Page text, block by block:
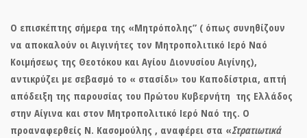
Ο επισκέπτης σήμερα της «Μητρόπολης” ( όπως συνηθίζουν
να αποκαλούν οι Αιγινήτες τον Μητροπολιτικό Ιερό Ναό
Κοιμήσεως της Θεοτόκου και Αγίου Διονυσίου Αιγίνης),
αντικρύζει με σεβασμό το « στασίδι» του Καποδίστρια, απτή
απόδειξη της παρουσίας του Πρώτου Κυβερνήτη της Ελλάδος
στην Αίγινα και στον Μητροπολιτικό Ιερό Ναό της. Ο
προαναφερθείς Ν. Κασομούλης , αναφέρει στα «Στρατιωτικά